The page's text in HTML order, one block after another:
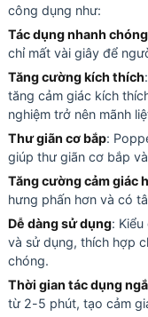
công dụng như:
Tác dụng nhanh chóng
chỉ mất vài giây để
Tăng cường kích thích
tăng cảm giác kích
nghiệm trở nên mãnh
Thư giãn cơ bắp:
giúp thư giãn cơ bắp
Tăng cường cảm giác
hưng phấn hơn và có
Dễ dàng sử dụng:
và sử dụng, thích hợp
chóng.
Thời gian tác dụng
từ 2-5 phút, tạo cảm